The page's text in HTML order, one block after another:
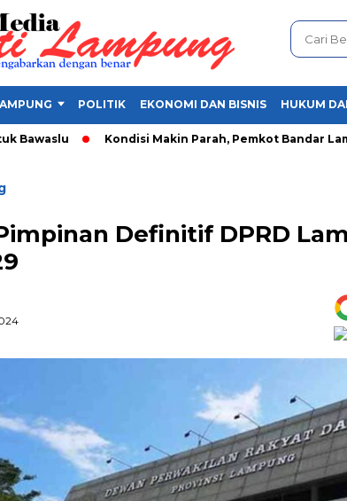
POLITIK EKONOMI DAN BISNIS HUKUM
Kondisi Makin Parah, Pemkot Bandar
Definitif DPRD